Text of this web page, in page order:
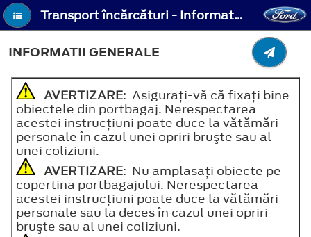
Transport încărcături - Informatii generale
INFORMATII GENERALE
AVERTIZARE: Asiguraţi-vă că fixaţi bine
obiectele din portbagaj. Nerespectarea
acestei instrucţiuni poate duce la vătămări
personale în cazul unei opriri bruşte sau al
unei coliziuni.
AVERTIZARE: Nu amplasaţi obiecte pe
copertina portbagajului. Nerespectarea
acestei instrucţiuni poate duce la vătămări
personale sau la deces în cazul unei opriri
bruşte sau al unei coliziuni.